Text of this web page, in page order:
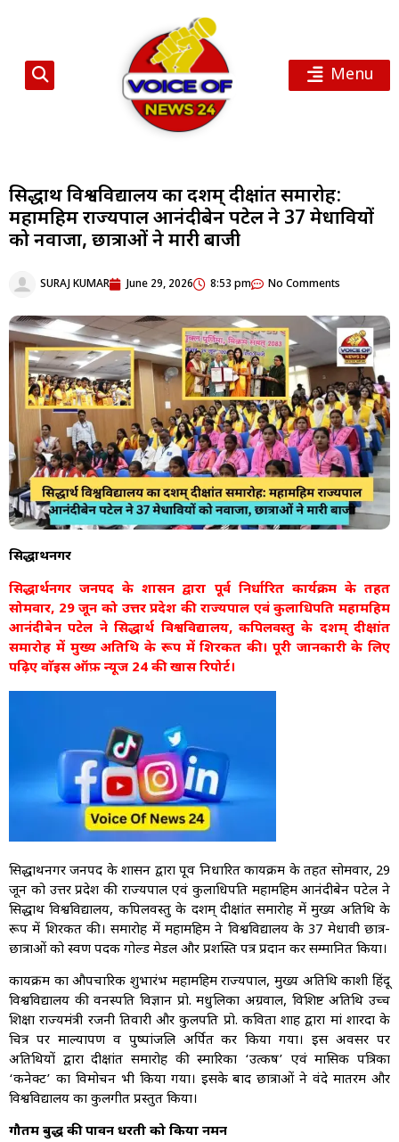
Menu
सिद्धार्थ विश्वविद्यालय का दशम् दीक्षांत समारोह:
महामहिम राज्यपाल आनंदीबेन पटेल ने 37 मेधावियों
को नवाजा, छात्राओं ने मारी बाजी
SURAJ KUMAR June 29, 2026 8:53 pm No Comments
सिद्धार्थनगर
सिद्धार्थनगर जनपद के शासन द्वारा पूर्व निर्धारित कार्यक्रम के तहत
सोमवार, 29 जून को उत्तर प्रदेश की राज्यपाल एवं कुलाधिपति महामहिम
आनंदीबेन पटेल ने सिद्धार्थ विश्वविद्यालय, कपिलवस्तु के दशम् दीक्षांत
समारोह में मुख्य अतिथि के रूप में शिरकत की। पूरी जानकारी के लिए
पढ़िए वाॅइस ऑफ़ न्यूज 24 की खास रिपोर्ट।
सिद्धार्थनगर जनपद के शासन द्वारा पूर्व निर्धारित कार्यक्रम के तहत सोमवार, 29
जून को उत्तर प्रदेश की राज्यपाल एवं कुलाधिपति महामहिम आनंदीबेन पटेल ने
सिद्धार्थ विश्वविद्यालय, कपिलवस्तु के दशम् दीक्षांत समारोह में मुख्य अतिथि के
रूप में शिरकत की। समारोह में महामहिम ने विश्वविद्यालय के 37 मेधावी छात्र-
छात्राओं को स्वर्ण पदक गोल्ड मेडल और प्रशस्ति पत्र प्रदान कर सम्मानित किया।
कार्यक्रम का औपचारिक शुभारंभ महामहिम राज्यपाल, मुख्य अतिथि काशी हिंदू
विश्वविद्यालय की वनस्पति विज्ञान प्रो. मधुलिका अग्रवाल, विशिष्ट अतिथि उच्च
शिक्षा राज्यमंत्री रजनी तिवारी और कुलपति प्रो. कविता शाह द्वारा मां शारदा के
चित्र पर माल्यार्पण व पुष्पांजलि अर्पित कर किया गया। इस अवसर पर
अतिथियों द्वारा दीक्षांत समारोह की स्मारिका ‘उत्कर्ष’ एवं मासिक पत्रिका
‘कनेक्ट’ का विमोचन भी किया गया। इसके बाद छात्राओं ने वंदे मातरम और
विश्वविद्यालय का कुलगीत प्रस्तुत किया।
गौतम बुद्ध की पावन धरती को किया नमन